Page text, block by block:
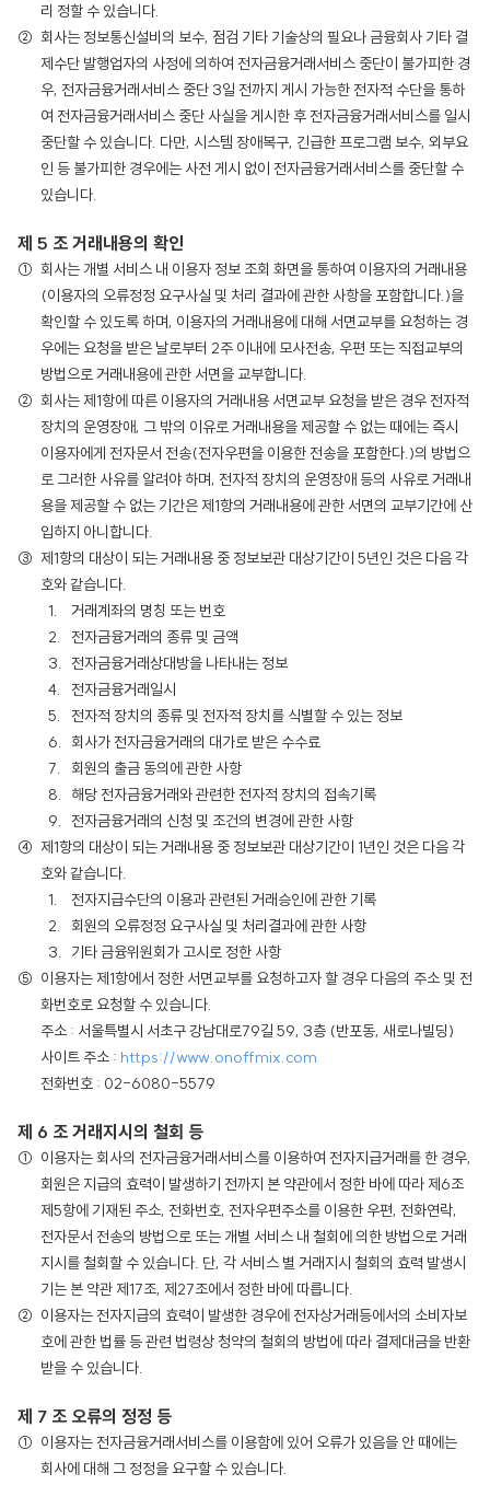
리 정할 수 있습니다.
회사는 정보통신설비의 보수, 점검 기타 기술상의 필요나 금융회사 기타 결
제수단 발행업자의 사정에 의하여 전자금융거래서비스 중단이 불가피한 경
우, 전자금융거래서비스 중단 3일 전까지 게시 가능한 전자적 수단을 통하
여 전자금융거래서비스 중단 사실을 게시한 후 전자금융거래서비스를 일시
중단할 수 있습니다. 다만, 시스템 장애복구, 긴급한 프로그램 보수, 외부요
인 등 불가피한 경우에는 사전 게시 없이 전자금융거래서비스를 중단할 수
있습니다.
제 5 조 거래내용의 확인
회사는 개별 서비스 내 이용자 정보 조회 화면을 통하여 이용자의 거래내용
(이용자의 오류정정 요구사실 및 처리 결과에 관한 사항을 포함합니다.)을
확인할 수 있도록 하며, 이용자의 거래내용에 대해 서면교부를 요청하는 경
우에는 요청을 받은 날로부터 2주 이내에 모사전송, 우편 또는 직접교부의
방법으로 거래내용에 관한 서면을 교부합니다.
회사는 제1항에 따른 이용자의 거래내용 서면교부 요청을 받은 경우 전자적
장치의 운영장애, 그 밖의 이유로 거래내용을 제공할 수 없는 때에는 즉시
이용자에게 전자문서 전송(전자우편을 이용한 전송을 포함한다.)의 방법으
로 그러한 사유를 알려야 하며, 전자적 장치의 운영장애 등의 사유로 거래내
용을 제공할 수 없는 기간은 제1항의 거래내용에 관한 서면의 교부기간에 산
입하지 아니합니다.
제1항의 대상이 되는 거래내용 중 정보보관 대상기간이 5년인 것은 다음 각
호와 같습니다.
거래계좌의 명칭 또는 번호
전자금융거래의 종류 및 금액
전자금융거래상대방을 나타내는 정보
전자금융거래일시
전자적 장치의 종류 및 전자적 장치를 식별할 수 있는 정보
회사가 전자금융거래의 대가로 받은 수수료
회원의 출금 동의에 관한 사항
해당 전자금융거래와 관련한 전자적 장치의 접속기록
전자금융거래의 신청 및 조건의 변경에 관한 사항
제1항의 대상이 되는 거래내용 중 정보보관 대상기간이 1년인 것은 다음 각
호와 같습니다.
전자지급수단의 이용과 관련된 거래승인에 관한 기록
회원의 오류정정 요구사실 및 처리결과에 관한 사항
기타 금융위원회가 고시로 정한 사항
이용자는 제1항에서 정한 서면교부를 요청하고자 할 경우 다음의 주소 및 전
화번호로 요청할 수 있습니다.
주소 : 서울특별시 서초구 강남대로79길 59, 3층 (반포동, 새로나빌딩)
사이트 주소 : https://www.onoffmix.com
전화번호 : 02-6080-5579
제 6 조 거래지시의 철회 등
이용자는 회사의 전자금융거래서비스를 이용하여 전자지급거래를 한 경우,
회원은 지급의 효력이 발생하기 전까지 본 약관에서 정한 바에 따라 제6조
제5항에 기재된 주소, 전화번호, 전자우편주소를 이용한 우편, 전화연락,
전자문서 전송의 방법으로 또는 개별 서비스 내 철회에 의한 방법으로 거래
지시를 철회할 수 있습니다. 단, 각 서비스 별 거래지시 철회의 효력 발생시
기는 본 약관 제17조, 제27조에서 정한 바에 따릅니다.
이용자는 전자지급의 효력이 발생한 경우에 전자상거래등에서의 소비자보
호에 관한 법률 등 관련 법령상 청약의 철회의 방법에 따라 결제대금을 반환
받을 수 있습니다.
제 7 조 오류의 정정 등
이용자는 전자금융거래서비스를 이용함에 있어 오류가 있음을 안 때에는
회사에 대해 그 정정을 요구할 수 있습니다.